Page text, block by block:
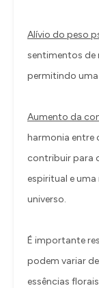
Alívio do peso
sentimentos de
permitindo uma
Aumento da
harmonia entre
contribuir para
espiritual e
universo.
É importante
podem variar
essências